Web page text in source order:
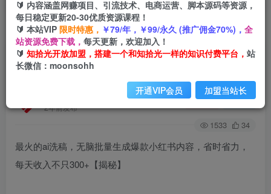
首页 创业课程 会员免费 正文
最火的ai洗稿，无脑批量生成爆款小红书内容，省
时省力，每天收入不只300+【揭秘】
2年前发布
关注 私信
1533 34
最火的ai洗稿，无脑批量生成爆款小红书内容，省时省力，
每天收入不只300+【揭秘】
🔰 内容涵盖网赚项目、引流技术、电商运营、脚本源码等资源，
每日稳定更新20-30优质资源课程！
🔰 本站VIP 限时特惠， ￥79/年，￥99/永久 (推广佣金70%)， 全
站资源免费下载， 每天更新，欢迎加入！
🔰 知拾光开放加盟，搭建一个和知拾光一样的知识付费平台， 站
长微信：moonsohh
开通VIP会员 加盟当站长